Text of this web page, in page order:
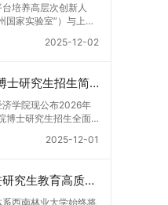
培养高层次创新人
国家实验室”）与上海
科领域进行深度培
精神与科研能力，系
技术开发工作的未来
涵盖材料科学与工程
0809）、材料与化
最终下达计划为准，
取。（四）培养类别
2025-12-02
四川大学经济学院2026年普通招考博士研究生招生简章
学院现公布2026年
博士研究生招生全面
学院2026年博士生招
院招收定向就业考生
就业考生在基本修业
报名资格1.申请人应
2025-12-01
西南林业大学：深化改革创新，推进研究生教育高质量发展
西南林业大学始终将